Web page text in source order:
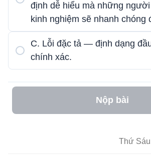
định dễ hiểu mà những
kinh nghiệm sẽ nhanh chóng
C. Lỗi đặc tả — định dạng
chính xác.
Nộp bài
Thứ